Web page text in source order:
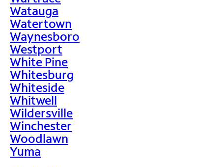
Watauga
Watertown
Waynesboro
Westport
White Pine
Whitesburg
Whiteside
Whitwell
Wildersville
Winchester
Woodlawn
Yuma